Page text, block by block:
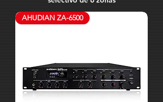
AHUDIAN ZA-6500